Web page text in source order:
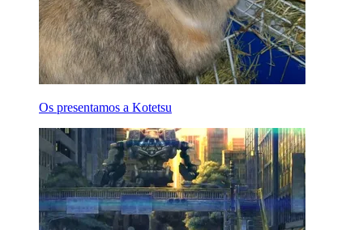
Os presentamos a Kotetsu